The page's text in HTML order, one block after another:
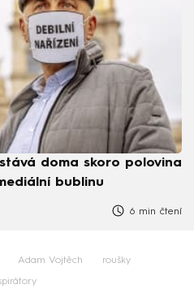
doma skoro polovina
bublinu
6 min čtení
Adam Vojtěch roušky